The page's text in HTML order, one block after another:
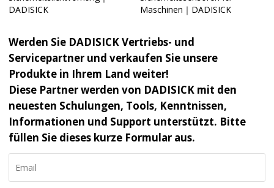
DADISICK
Maschinen｜DADISICK
Werden Sie DADISICK Vertriebs- und
Servicepartner und verkaufen Sie unsere
Produkte in Ihrem Land weiter!
Diese Partner werden von DADISICK mit den
neuesten Schulungen, Tools, Kenntnissen,
Informationen und Support unterstützt. Bitte
füllen Sie dieses kurze Formular aus.